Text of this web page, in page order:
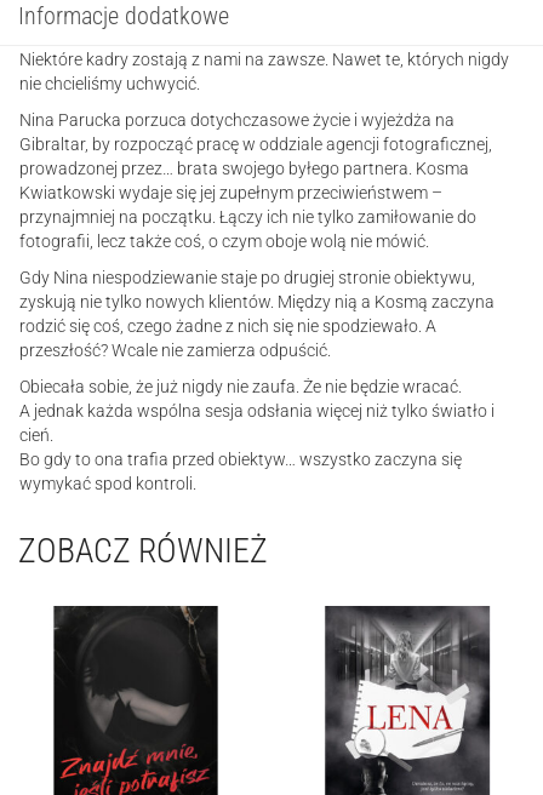
Informacje dodatkowe
Niektóre kadry zostają z nami na zawsze. Nawet te, których nigdy
nie chcieliśmy uchwycić.
Nina Parucka porzuca dotychczasowe życie i wyjeżdża na
Gibraltar, by rozpocząć pracę w oddziale agencji fotograficznej,
prowadzonej przez… brata swojego byłego partnera. Kosma
Kwiatkowski wydaje się jej zupełnym przeciwieństwem –
przynajmniej na początku. Łączy ich nie tylko zamiłowanie do
fotografii, lecz także coś, o czym oboje wolą nie mówić.
Gdy Nina niespodziewanie staje po drugiej stronie obiektywu,
zyskują nie tylko nowych klientów. Między nią a Kosmą zaczyna
rodzić się coś, czego żadne z nich się nie spodziewało. A
przeszłość? Wcale nie zamierza odpuścić.
Obiecała sobie, że już nigdy nie zaufa. Że nie będzie wracać.
A jednak każda wspólna sesja odsłania więcej niż tylko światło i
cień.
Bo gdy to ona trafia przed obiektyw… wszystko zaczyna się
wymykać spod kontroli.
ZOBACZ RÓWNIEŻ